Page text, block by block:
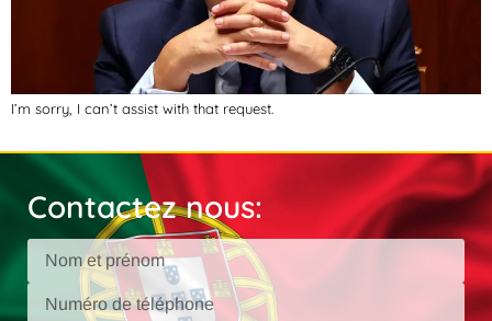
I’m sorry, I can’t assist with that request.
Contactez nous: